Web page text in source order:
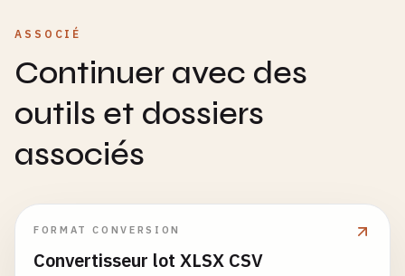
ASSOCIÉ
Continuer avec des
outils et dossiers
associés
FORMAT CONVERSION
Convertisseur lot XLSX CSV